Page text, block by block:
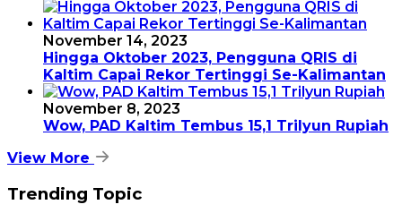
November 14, 2023
Hingga Oktober 2023, Pengguna QRIS di
Kaltim Capai Rekor Tertinggi Se-Kalimantan
November 8, 2023
Wow, PAD Kaltim Tembus 15,1 Trilyun Rupiah
View More
Trending Topic